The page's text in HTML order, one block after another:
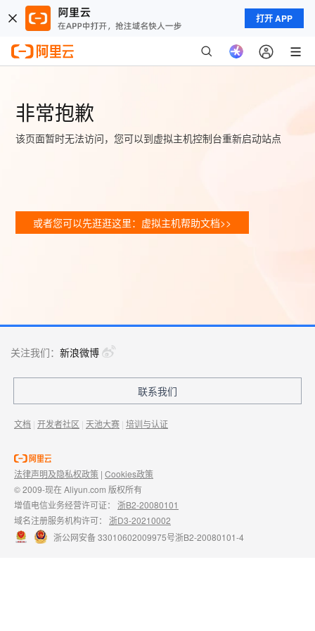
打开 APP
非常抱歉
该页面暂时无法访问，您可以到虚拟主机控制台重新启动站点
或者您可以先逛逛这里：虚拟主机帮助文档>>